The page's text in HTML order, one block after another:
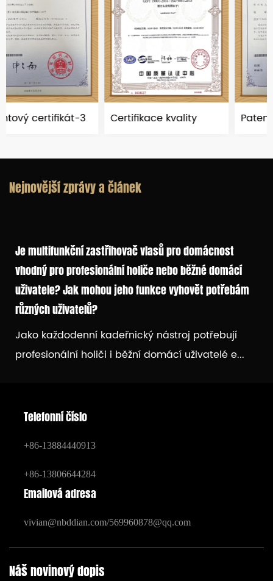
3 Certifikace kvality Patentový certifikát
Nejnovější zprávy a článek
Je multifunkční zastřihovač vlasů pro domácnost
vhodný pro profesionální holiče nebo běžné domácí
uživatele? Jak mohou jeho funkce vyhovět potřebám
různých uživatelů?
Jako každodenní kadeřnický nástroj potřebují
profesionální holiči i běžní domácí uživatelé e...
Telefonní číslo
+86-13884440913
+86-13806644284
Emailová adresa
vivian@nbddian.com/569960878@qq.com
Náš novinový dopis